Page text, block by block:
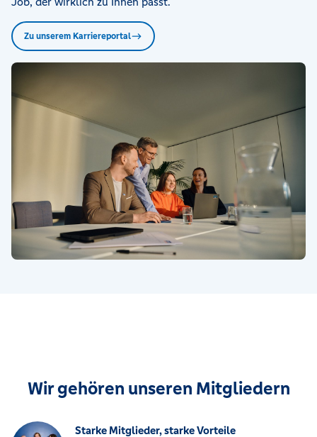
Zu unserem Karriereportal
Wir gehören unseren Mitgliedern
Starke Mitglieder, starke Vorteile